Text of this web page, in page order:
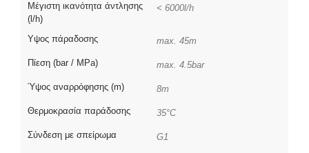
Μέγιστη ικανότητα άντλησης
(l/h)
< 6000l/h
Υψος πάραδοσης max. 45m
Πίεση (bar / MPa) max. 4.5bar
Ύψος αναρρόφησης (m) 8m
Θερμοκρασία παράδοσης 35°C
Σύνδεση με σπείρωμα G1